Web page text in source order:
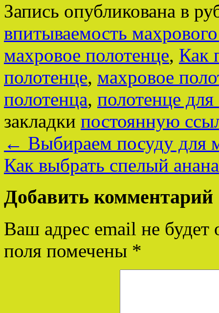
Запись опубликована в
впитываемость
махровое полотенце, Как
полотенце, махровое
полотенца, полотенце
закладки постоянную
← Выбираем посуду для
Как выбрать спелый
Добавить комментарий
Ваш адрес email не будет
поля помечены *